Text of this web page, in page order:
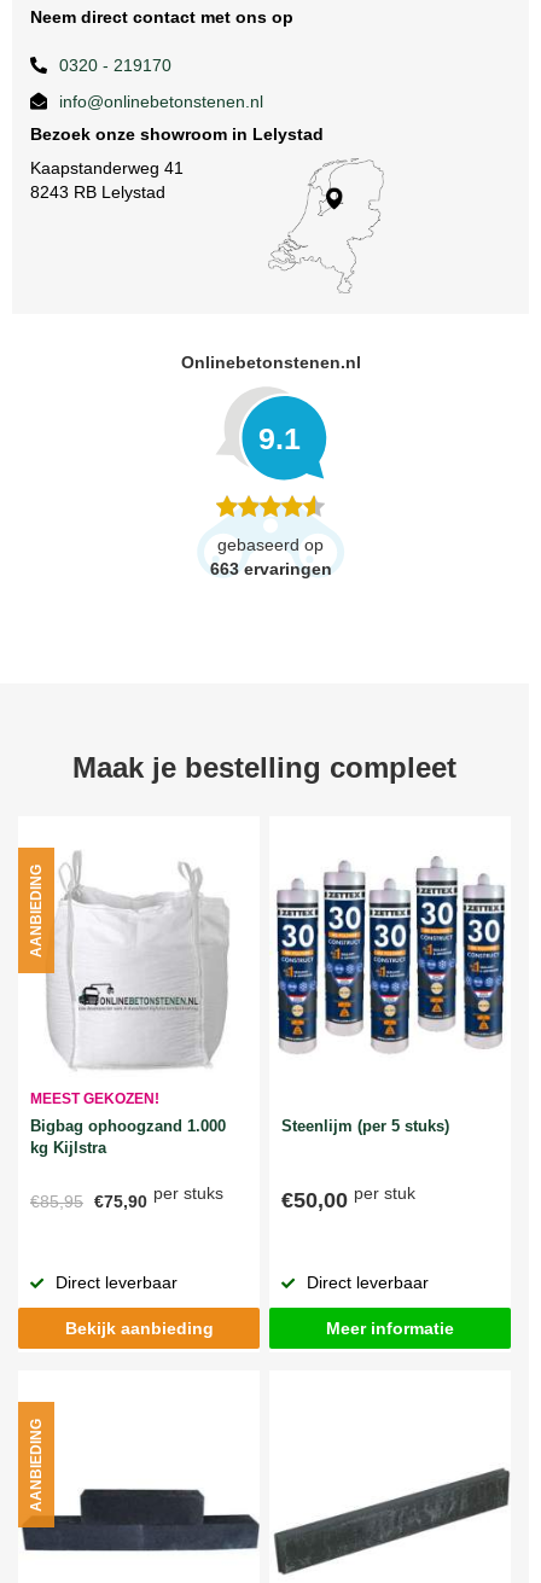
Neem direct contact met ons op
0320 - 219170
info@onlinebetonstenen.nl
Bezoek onze showroom in Lelystad
Kaapstanderweg 41
8243 RB Lelystad
Onlinebetonstenen.nl
9.1
gebaseerd op
663 ervaringen
Maak je bestelling compleet
MEEST GEKOZEN!
Bigbag ophoogzand 1.000
kg Kijlstra
€85,95 €75,90 per stuks
AANBIEDING
Direct leverbaar
Bekijk aanbieding
Steenlijm (per 5 stuks)
€50,00 per stuk
Direct leverbaar
Meer informatie
AANBIEDING